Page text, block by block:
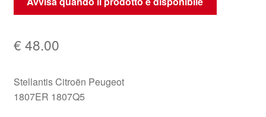
€ 48.00
Stellantis Citroën Peugeot
1807ER 1807Q5